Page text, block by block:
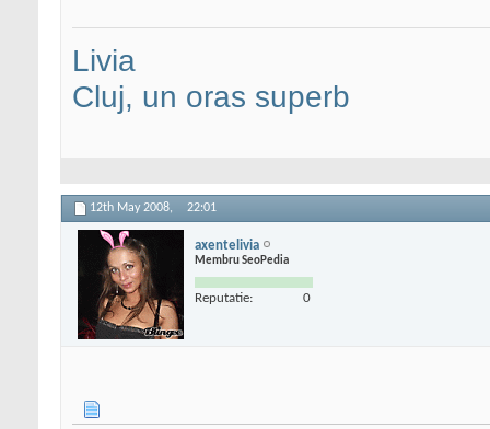
Livia
Cluj, un oras superb
12th May 2008, 22:01
axentelivia
Membru SeoPedia
Reputatie: 0